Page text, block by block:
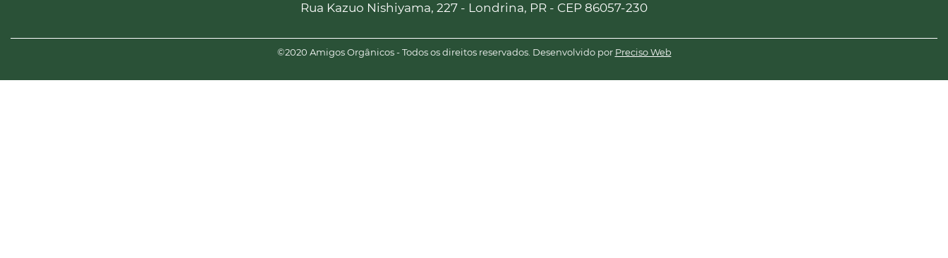
Rua Kazuo Nishiyama, 227 - Londrina, PR - CEP 86057-230
©2020 Amigos Orgânicos - Todos os direitos reservados. Desenvolvido por Preciso Web